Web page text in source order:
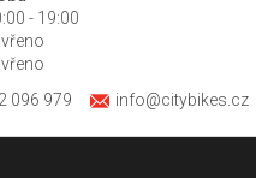
- 19:00
096 979
info@citybikes.cz